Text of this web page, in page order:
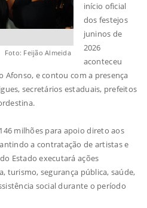
Foto: Feijão Almeida
início oficial
dos festejos
juninos de
2026
aconteceu
Afonso, e contou com a presença
secretários estaduais, prefeitos
milhões para apoio direto aos
a contratação de artistas e
Estado executará ações
turismo, segurança pública, saúde,
social durante o período